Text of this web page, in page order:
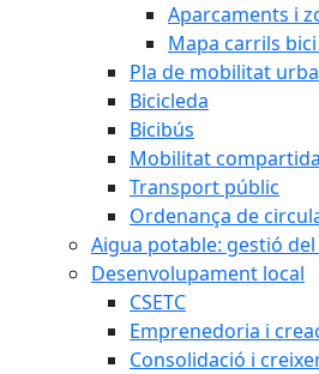
Aparcaments i
Mapa carrils
Pla de mobilitat
Bicicleda
Bicibús
Mobilitat compartida
Transport públic
Ordenança de
Aigua potable: gestió del
Desenvolupament local
CSETC
Emprenedoria i
Consolidació i